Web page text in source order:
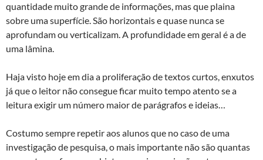
quantidade muito grande de informações, mas que plaina
sobre uma superfície. São horizontais e quase nunca se
aprofundam ou verticalizam. A profundidade em geral é a de
uma lâmina.
Haja visto hoje em dia a proliferação de textos curtos, enxutos
já que o leitor não consegue ficar muito tempo atento se a
leitura exigir um número maior de parágrafos e ideias…
Costumo sempre repetir aos alunos que no caso de uma
investigação de pesquisa, o mais importante não são quantas